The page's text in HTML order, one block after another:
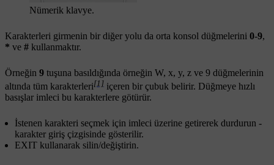
Nümerik klavye.
Karakterleri girmenin bir diğer yolu da orta konsol düğmelerini 0-9,
* ve # kullanmaktır.
Örneğin 9 tuşuna basıldığında örneğin W, x, y, z ve 9 düğmelerinin
altında tüm karakterleri[1] içeren bir çubuk belirir. Düğmeye hızlı
basışlar imleci bu karakterlere götürür.
İstenen karakteri seçmek için imleci üzerine getirerek durdurun -
karakter giriş çizgisinde gösterilir.
EXIT kullanarak silin/değiştirin.